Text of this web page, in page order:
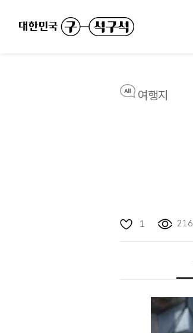
여행지
1 216